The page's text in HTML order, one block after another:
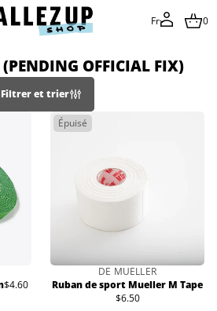
Fr 0
(PENDING OFFICIAL FIX)
Filtrer et trier
Prix
$4.60
Épuisé
DE MUELLER
Ruban de sport Mueller M Tape
Prix
$6.50